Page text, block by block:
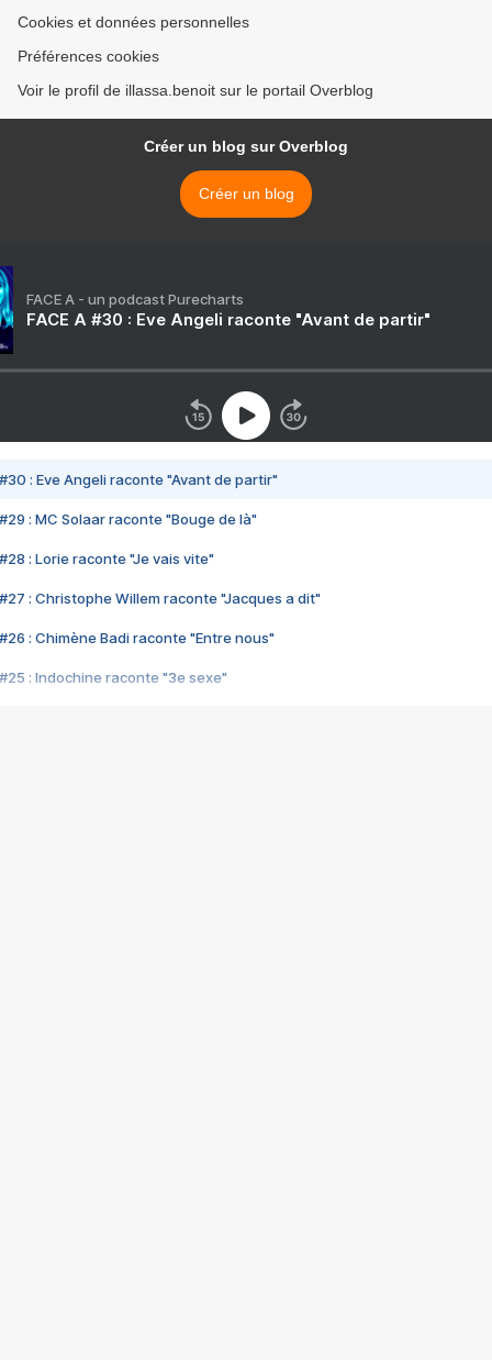
Cookies et données personnelles
Préférences cookies
Voir le profil de illassa.benoit sur le portail Overblog
Créer un blog sur Overblog
Créer un blog
FACE A - un podcast Purecharts
FACE A #30 : Eve Angeli raconte "Avant de partir"
#30 : Eve Angeli raconte "Avant de partir"
#29 : MC Solaar raconte "Bouge de là"
#28 : Lorie raconte "Je vais vite"
#27 : Christophe Willem raconte "Jacques a dit"
#26 : Chimène Badi raconte "Entre nous"
#25 : Indochine raconte "3e sexe"